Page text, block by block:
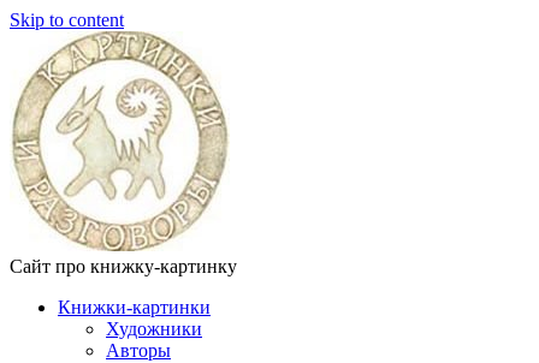
Skip to content
Сайт про книжку-картинку
Книжки-картинки
Художники
Авторы